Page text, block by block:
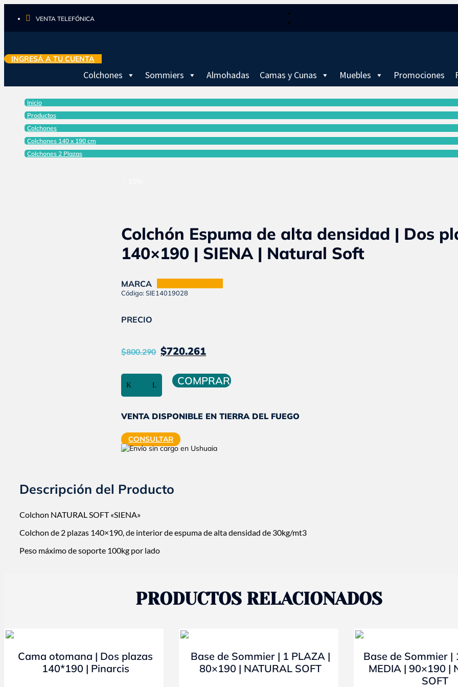
 VENTA TELEFÓNICA
INGRESÁ A TU CUENTA
Colchones Sommiers Almohadas Camas y Cunas Muebles Promociones
Inicio
Productos
Colchones
Colchones 140 x 190 cm
Colchones 2 Plazas
Colchón Espuma de alta densidad | Dos
140×190 | SIENA | Natural Soft
MARCA
Código: SIE14019028
PRECIO
$800.290 El
original
era:
$800.290.
$720.261El
actual
$720.261.
Colchón
Espuma
de
densidad
Dos
plazas
|
|
cantidad
COMPRAR
VENTA DISPONIBLE EN TIERRA DEL FUEGO
CONSULTAR
Descripción del Producto
Colchon NATURAL SOFT «SIENA»
Colchon de 2 plazas 140×190, de interior de espuma de alta densidad de 30kg/mt3
Peso máximo de soporte 100kg por lado
PRODUCTOS RELACIONADOS
Cama otomana | Dos plazas
140*190 | Pinarcis
Base de Sommier | 1 PLAZA |
80×190 | NATURAL SOFT
Base de Sommier |
MEDIA | 90×190 |
SOFT